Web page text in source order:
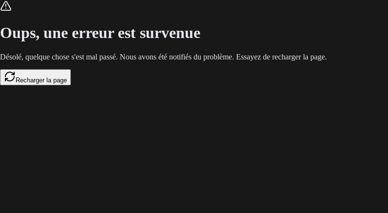
Face à l'instabilité géopolitique, Polymarket s'impose en 2026 comme une bourse alternative de trading prédictif liquide.
Oups, une erreur est survenue
Désolé, quelque chose s'est mal passé. Nous avons été notifiés du problème. Essayez de recharger la page.
Recharger la page